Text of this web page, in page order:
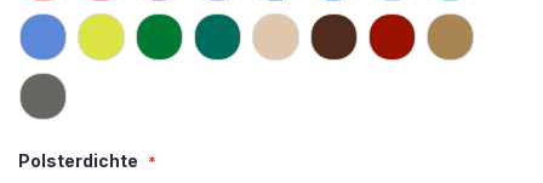
Polsterdichte